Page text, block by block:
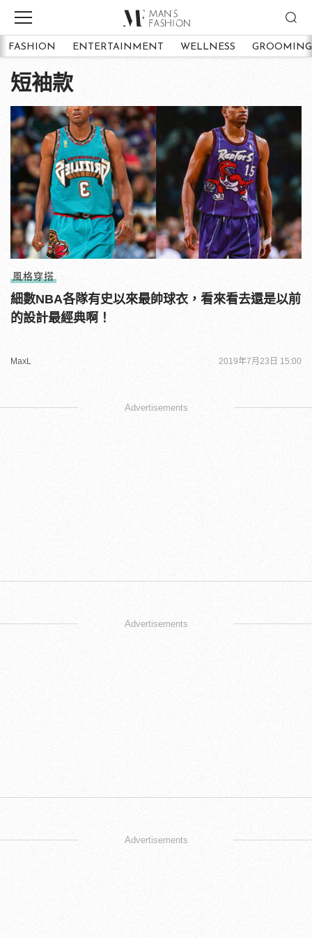
FASHION ENTERTAINMENT WELLNESS GROOMING
短袖款
風格穿搭
細數NBA各隊有史以來最帥球衣，看來看去還是以前
的設計最經典啊！
MaxL 2019年7月23日 15:00
Advertisements
Advertisements
Advertisements